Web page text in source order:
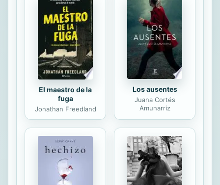
tentáculos de un monstruo parecido
a un pulpo. La luna no era más que
una mancha pálida y desvaída y el
cielo estaba tan nublado que no se
veía ni una estrella. Sin embargo, el
cielo estaba...
El maestro de la
fuga
Jonathan Freedland
Los ausentes
Juana Cortés
Amunarriz